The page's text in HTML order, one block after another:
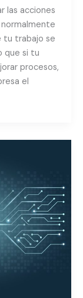
las acciones
tu trabajo se
que si tu
procesos,
el